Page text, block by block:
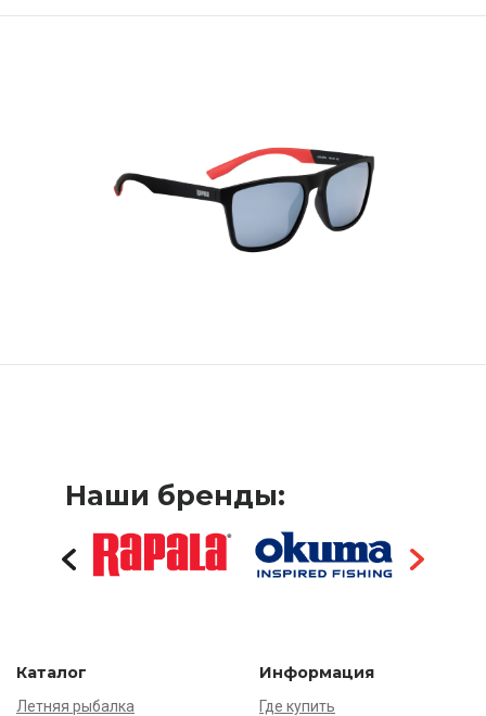
Наши бренды:
Каталог
Летняя рыбалка
Информация
Где купить